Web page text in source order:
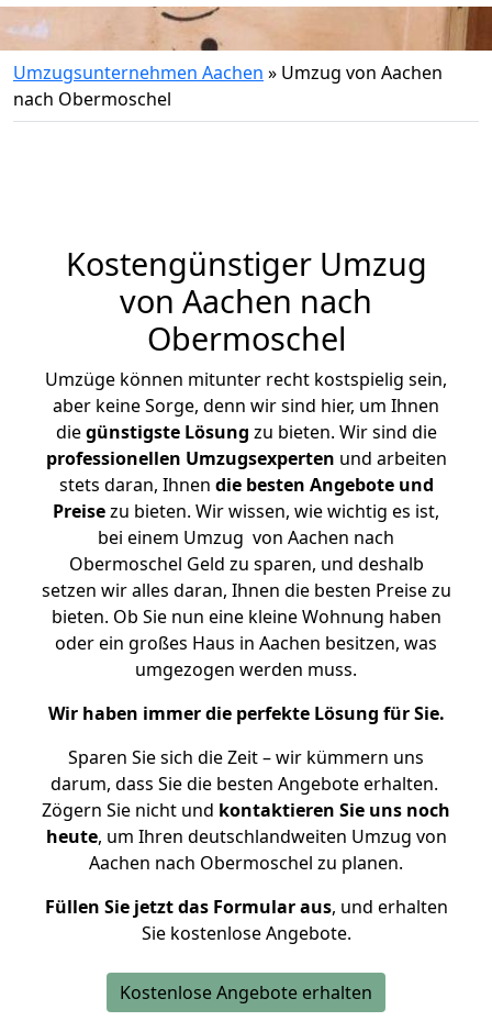
Umzugsunternehmen Aachen » Umzug von Aachen
nach Obermoschel
Kostengünstiger Umzug
von Aachen nach
Obermoschel
Umzüge können mitunter recht kostspielig sein,
aber keine Sorge, denn wir sind hier, um Ihnen
diegünstigste Lösung zu bieten. Wir sind die
professionellen Umzugsexperten und arbeiten
stets daran, Ihnen die besten Angebote und
Preisezu bieten. Wir wissen, wie wichtig es ist,
bei einem Umzug von Aachen nach
Obermoschel Geld zu sparen, und deshalb
setzen wir alles daran, Ihnen die besten Preise zu
bieten. Ob Sie nun eine kleine Wohnung haben
oder ein großes Haus in Aachen besitzen, was
umgezogen werden muss.
Wir haben immer die perfekte Lösung für Sie.
Sparen Sie sich die Zeit – wir kümmern uns
darum, dass Sie die besten Angebote erhalten.
Zögern Sie nicht und kontaktieren Sie uns noch
heute, um Ihren deutschlandweiten Umzug von
Aachen nach Obermoschel zu planen.
Füllen Sie jetzt das Formular aus, und erhalten
Sie kostenlose Angebote.
Kostenlose Angebote erhalten